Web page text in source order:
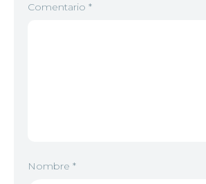
Comentario *
Nombre *